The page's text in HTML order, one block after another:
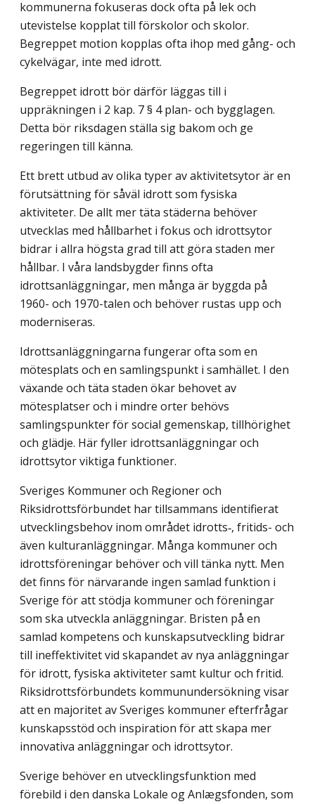
kommunerna fokuseras dock ofta på lek och
utevistelse kopplat till förskolor och skolor.
Begreppet motion kopplas ofta ihop med gång- och
cykelvägar, inte med idrott.
Begreppet idrott bör därför läggas till i
uppräkningen i 2 kap. 7 § 4 plan- och bygg­lagen.
Detta bör riksdagen ställa sig bakom och ge
regeringen till känna.
Ett brett utbud av olika typer av aktivitetsytor är en
förutsättning för såväl idrott som fysiska
aktiviteter. De allt mer täta städerna behöver
utvecklas med hållbarhet i fokus och idrottsytor
bidrar i allra högsta grad till att göra staden mer
hållbar. I våra lands­bygder finns ofta
idrottsanläggningar, men många är byggda på
1960- och 1970-talen och behöver rustas upp och
moderniseras.
Idrottsanläggningarna fungerar ofta som en
mötesplats och en samlingspunkt i samhället. I den
växande och täta staden ökar behovet av
mötesplatser och i mindre orter behövs
samlingspunkter för social gemenskap, tillhörighet
och glädje. Här fyller idrottsanläggningar och
idrottsytor viktiga funktioner.
Sveriges Kommuner och Regioner och
Riksidrottsförbundet har tillsammans identi­fierat
utvecklingsbehov inom området idrotts‑, fritids- och
även kulturanläggningar. Många kommuner och
idrottsföreningar behöver och vill tänka nytt. Men
det finns för närvarande ingen samlad funktion i
Sverige för att stödja kommuner och föreningar
som ska utveckla anläggningar. Bristen på en
samlad kompetens och kunskapsutveckling bidrar
till ineffektivitet vid skapandet av nya anläggningar
för idrott, fysiska aktiviteter samt kultur och fritid.
Riksidrottsförbundets kommunundersökning visar
att en majoritet av Sveriges kommuner efterfrågar
kunskapsstöd och inspiration för att skapa mer
innova­tiva anläggningar och idrottsytor.
Sverige behöver en utvecklingsfunktion med
förebild i den danska Lokale og Anlægs­fonden, som